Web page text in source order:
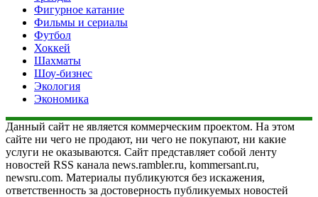
Фигурное катание
Фильмы и сериалы
Футбол
Хоккей
Шахматы
Шоу-бизнес
Экология
Экономика
Данный сайт не является коммерческим проектом. На этом
сайте ни чего не продают, ни чего не покупают, ни какие
услуги не оказываются. Сайт представляет собой ленту
новостей RSS канала news.rambler.ru, kommersant.ru,
newsru.com. Материалы публикуются без искажения,
ответственность за достоверность публикуемых новостей